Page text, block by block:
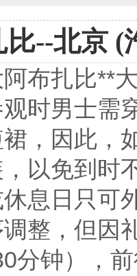
比--北京 (
布扎比**
时男士需
，因此，
以免到时
息日只可
整，但因
分钟），